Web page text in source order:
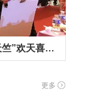
欢闹遍全国！金六福携手“大闹天竺”欢天喜地拜早年！
更多